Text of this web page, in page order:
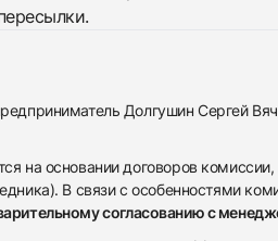
Долгушин Сергей
на основании договоров
В связи с особенностями
согласованию с